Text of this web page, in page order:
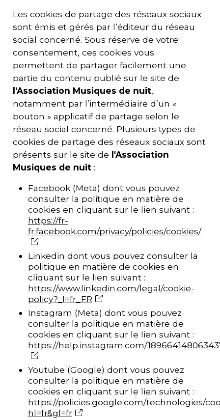
Les cookies de partage des réseaux sociaux
sont émis et gérés par l’éditeur du réseau
social concerné. Sous réserve de votre
consentement, ces cookies vous
permettent de partager facilement une
partie du contenu publié sur le site de
l'Association Musiques de nuit,
notamment par l’intermédiaire d’un «
bouton » applicatif de partage selon le
réseau social concerné. Plusieurs types de
cookies de partage des réseaux sociaux sont
présents sur le site de l'Association
Musiques de nuit :
Facebook (Meta) dont vous pouvez
consulter la politique en matière de
cookies en cliquant sur le lien suivant :
https://fr-
fr.facebook.com/privacy/policies/cookies/
Linkedin dont vous pouvez consulter la
politique en matière de cookies en
cliquant sur le lien suivant :
https://www.linkedin.com/legal/cookie-
policy?_l=fr_FR
Instagram (Meta) dont vous pouvez
consulter la politique en matière de
cookies en cliquant sur le lien suivant :
https://help.instagram.com/
Youtube (Google) dont vous pouvez
consulter la politique en matière de
cookies en cliquant sur le lien suivant :
https://policies.google.com/technologies/
hl=fr&gl=fr